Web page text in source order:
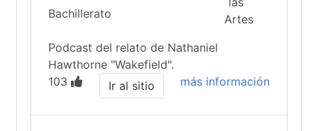
Bachillerato
Podcast del relato de Nathaniel
Hawthorne "Wakefield".
103
más información
Ir al sitio